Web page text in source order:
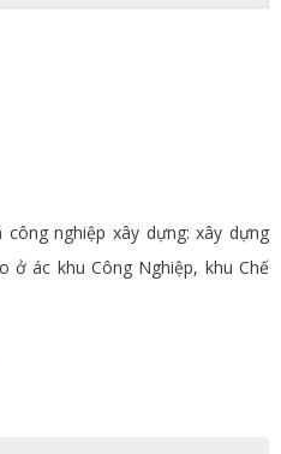
nghiệp xây dựng: xây dựng
ở ác khu Công Nghiệp, khu Chế